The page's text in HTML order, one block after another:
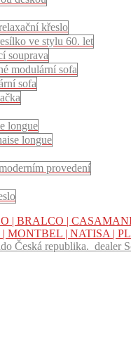
| BRALCO |
MONTBEL | NATISA |
Česká republika. dealer